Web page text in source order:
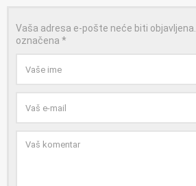
Vaša adresa e-pošte neće biti objavljena.
označena *